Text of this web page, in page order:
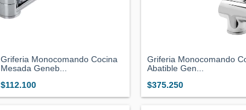
Griferia Monocomando Cocina
Mesada Geneb...
$112.100
Griferia Monocomando
Abatible Gen...
$375.250